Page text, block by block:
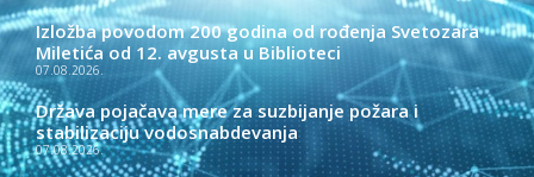
Izložba povodom 200 godina od rođenja Svetozara
Miletića od 12. avgusta u Biblioteci
07.08.2026.
Država pojačava mere za suzbijanje požara i
stabilizaciju vodosnabdevanja
07.08.2026.